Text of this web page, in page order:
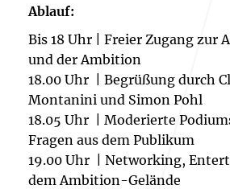
Ablauf:
Bis 18 Uhr | Freier Zugang zur
und der Ambition
18.00 Uhr | Begrüßung durch
Montanini und Simon Pohl
18.05 Uhr | Moderierte
Fragen aus dem Publikum
19.00 Uhr | Networking,
dem Ambition-Gelände